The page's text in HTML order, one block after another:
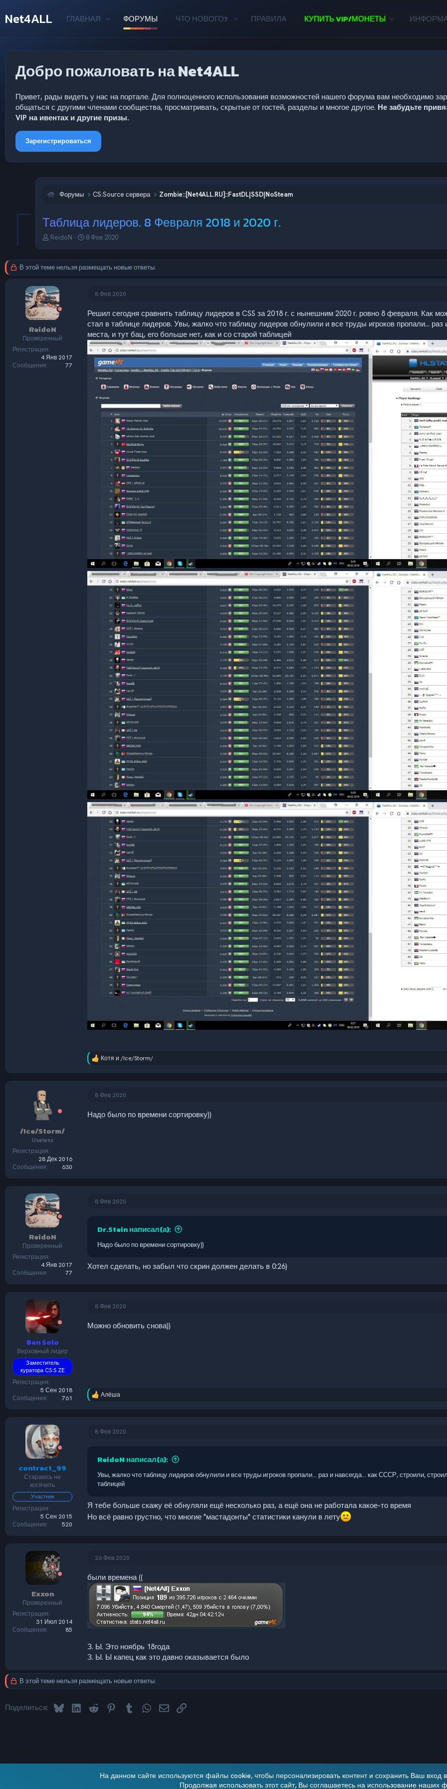
Net4ALL ГЛАВНАЯ ФОРУМЫ ЧТО НОВОГО? ПРАВИЛА КУПИТЬ VIP/МОНЕТЫ
Добро пожаловать на Net4ALL
Привет, рады видеть у нас на портале. Для полноценного использования возможностей нашего форума вам необходимо
общаться с другими членами сообщества, просматривать, скрытые от гостей, разделы и многое другое. Не забудьте
VIP на ивентах и другие призы.
Зарегистрироваться
Форумы CS:Source сервера Zombie::[Net4ALL.RU]::FastDL|SSD|NoSteam
Таблица лидеров. 8 Февраля 2018 и 2020 г.
А
е
м
ы
ReidoN
Д
л
а
8 Фев 2020
В этой теме нельзя размещать новые ответы.
ReidoN
Проверенный
Регистрация
4 Янв 2017
Сообщения
77
8 Фев 2020
Решил сегодня сравнить таблицу лидеров в CSS за 2018 г. с нынешним 2020 г. ровно 8 февраля. Как
стал в таблице лидеров. Увы, жалко что таблицу лидеров обнулили и все труды игроков пропали...
места, и тут бац, его больше нет, как и со старой таблицей
Р
:
Котя и /Ice/Storm/
/Ice/Storm/
Useless
Регистрация
28 Дек 2016
Сообщения
630
8 Фев 2020
Надо было по времени сортировку))
ReidoN
Проверенный
Регистрация
4 Янв 2017
Сообщения
77
8 Фев 2020
Dr.Stein написал(а):
Надо было по времени сортировку))
Хотел сделать, но забыл что скрин должен делать в 0:26)
Ben Solo
Верховный лидер
Заместитель
куратора CS:S ZE
Регистрация
5 Сен 2018
Сообщения
761
8 Фев 2020
Можно обновить снова))
Р
Алёша
contract_99
Стараюсь не
косячить
Участник
Регистрация
5 Сен 2015
Сообщения
520
8 Фев 2020
ReidoN написал(а):
Увы, жалко что таблицу лидеров обнулили и все труды игроков пропали... раз и навсегда... как СССР, строили,
таблицей
Я тебе больше скажу её обнуляли ещё несколько раз, а ещё она не работала какое-то время
Но всё равно грустно, что многие "мастадонты" статистики канули в лету
Exxon
Проверенный
Регистрация
31 Июл 2014
Сообщения
85
26 Фев 2020
были времена ((
З. Ы. Это ноябрь 18года
З. Ы. Ы капец как это давно оказывается было
В этой теме нельзя размещать новые ответы.
Поделиться: BlueskyLinkedInReddit PinterestTumblrWhatsAppЭлектронная почта
Ссылка
На данном сайте используются файлы cookie, чтобы персонализировать контент и сохранить Ваш вход
Продолжая использовать этот сайт, Вы соглашаетесь на использование наших